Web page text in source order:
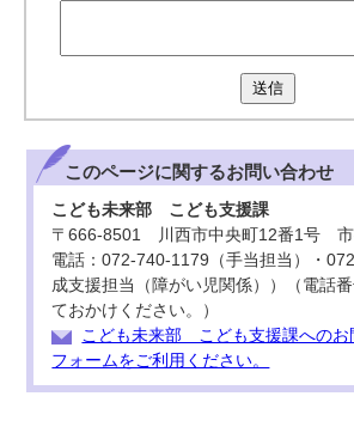
送信
このページに関するお問い合わせ
こども未来部 こども支援課
〒666-8501 川西市中央町12番1号 市
電話：072-740-1179（手当担当）・
成支援担当（障がい児関係））（電話
ておかけください。）
こども未来部 こども支援課へのお
フォームをご利用ください。